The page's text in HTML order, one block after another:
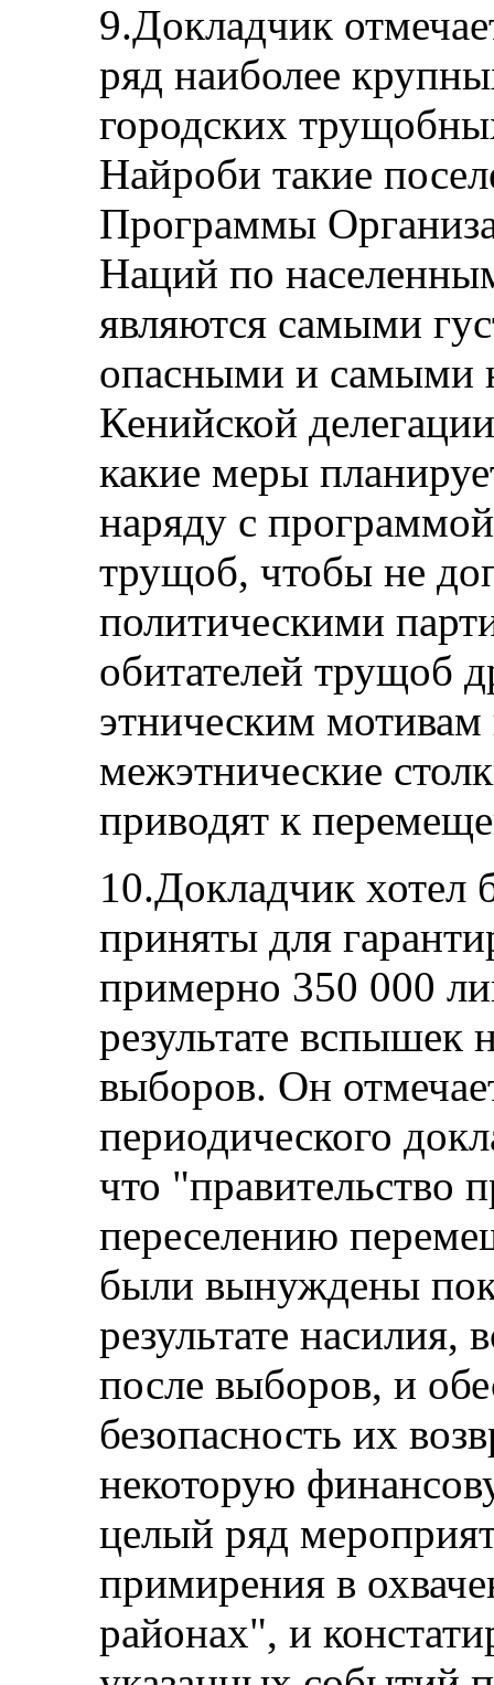
9.Докладчик
ряд наиболее
городских
Найроби такие
Программы
Наций по
являются самыми
опасными и самыми
Кенийской
какие меры
наряду с
трущоб, чтобы не
политическими
обитателей трущоб
этническим мотивам
межэтнические
приводят к
10.Докладчик хотел
приняты для
примерно 350 000
результате вспышек
выборов. Он
периодического
что "правительство
переселению
были вынуждены
результате
после выборов, и
безопасность их
некоторую
целый ряд
примирения в
районах", и